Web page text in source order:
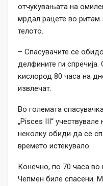
отчукувањата на
мрдал рацете во ритам
телото.
– Спасувачите се
делфините ги
кислород 80 часа на
извлечат.
Во големата
„Pisces III“
неколку обиди да се
времето истекувало.
Конечно, по 70 часа
Чепмен биле спасени.